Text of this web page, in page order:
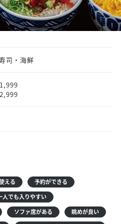
司・海鮮
える
予約ができる
人でも入りやすい
ソファ席がある
眺めが良い